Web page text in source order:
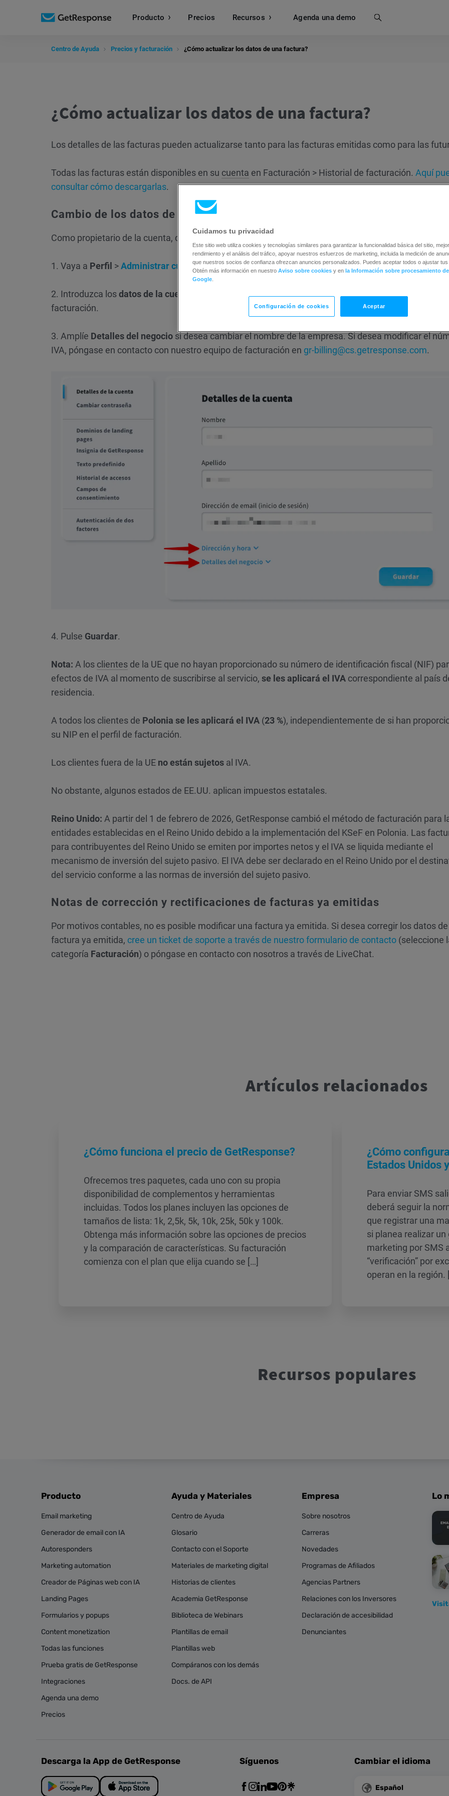
Producto Precios Recursos Agenda una demo
Buscar
Centro de Ayuda Precios y facturación ¿Cómo actualizar los datos de una factura?
¿Cómo actualizar los datos de una factura?
Los detalles de las facturas pueden actualizarse tanto para las facturas emitidas como para las
Todas las facturas están disponibles en su cuenta en Facturación > Historial de facturación. Aquí
consultar cómo descargarlas.
Cambio de los datos de facturación para futuras facturas
Como propietario de la cuenta, debe cambiar la información de su cuenta.
1. Vaya a Perfil >Administrar cuenta.
2. Introduzca losdatos de la cuenta Dirección y horapara introducir su nueva dirección de
facturación.
3. Amplíe Detalles del negocio si desea cambiar el nombre de la empresa. Si desea modificar el
IVA, póngase en contacto con nuestro equipo de facturación en gr-billing@cs.getresponse.com.
4. Pulse Guardar.
Nota: A los clientes de la UE que no hayan proporcionado su número de identificación fiscal (NIF)
efectos de IVA al momento de suscribirse al servicio, se les aplicará el IVA correspondiente al país
residencia.
A todos los clientes de Polonia se les aplicará el IVA (23 %), independientemente de si han
su NIP en el perfil de facturación.
Los clientes fuera de la UE no están sujetos al IVA.
No obstante, algunos estados de EE.UU. aplican impuestos estatales.
Reino Unido: A partir del 1 de febrero de 2026, GetResponse cambió el método de facturación para
entidades establecidas en el Reino Unido debido a la implementación del KSeF en Polonia. Las
para contribuyentes del Reino Unido se emiten por importes netos y el IVA se liquida mediante el
mecanismo de inversión del sujeto pasivo. El IVA debe ser declarado en el Reino Unido por el
del servicio conforme a las normas de inversión del sujeto pasivo.
Notas de corrección y rectificaciones de facturas ya emitidas
Por motivos contables, no es posible modificar una factura ya emitida. Si desea corregir los datos
factura ya emitida, cree un ticket de soporte a través de nuestro formulario de contacto (seleccione
categoría Facturación) o póngase en contacto con nosotros a través de LiveChat.
Artículos relacionados
¿Cómo funciona el precio de GetResponse?
Ofrecemos tres paquetes, cada uno con su propia
disponibilidad de complementos y herramientas
incluidas. Todos los planes incluyen las opciones de
tamaños de lista: 1k, 2,5k, 5k, 10k, 25k, 50k y 100k.
Obtenga más información sobre las opciones de precios
y la comparación de características. Su facturación
comienza con el plan que elija cuando se […]
¿Cómo
Estados Unidos
Para enviar SMS
deberá seguir la
que registrar una
si planea realizar
marketing por SMS
“verificación” por
operan en la región.
Recursos populares
Producto
Email marketing
Generador de email con IA
Autoresponders
Marketing automation
Creador de Páginas web con IA
Landing Pages
Formularios y popups
Content monetization
Todas las funciones
Prueba gratis de GetResponse
Integraciones
Agenda una demo
Precios
Ayuda y Materiales
Centro de Ayuda
Glosario
Contacto con el Soporte
Materiales de marketing digital
Historias de clientes
Academia GetResponse
Biblioteca de Webinars
Plantillas de email
Plantillas web
Compáranos con los demás
Docs. de API
Empresa
Sobre nosotros
Carreras
Novedades
Programas de Afiliados
Agencias Partners
Relaciones con los Inversores
Declaración de accesibilidad
Denunciantes
Lo
Descarga la App de GetResponse Síguenos Cambiar el idioma
Español
Cuidamos tu privacidad
Este sitio web utiliza cookies y tecnologías similares para garantizar la funcionalidad básica del sitio,
rendimiento y el análisis del tráfico, apoyar nuestros esfuerzos de marketing, incluida la medición de
que nuestros socios de confianza ofrezcan anuncios personalizados. Puedes aceptar todos o ajustar
Obtén más información en nuestro Aviso sobre cookies y en la Información sobre procesamiento
Google
Configuración de cookies Aceptar